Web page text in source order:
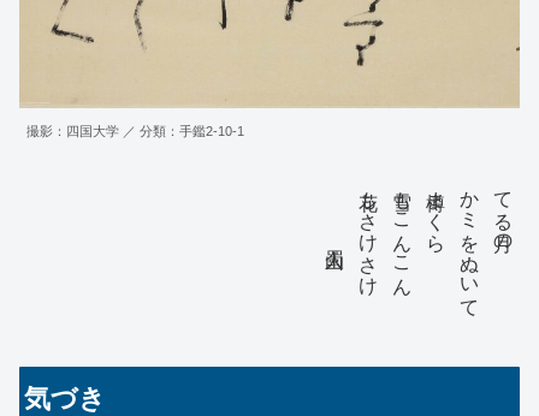
撮影：四国大学 ／ 分類：手鑑2-10-1
てる月の
かゝミをぬいて
樽まくら
雪もこんこん
花もさけさけ
気づき